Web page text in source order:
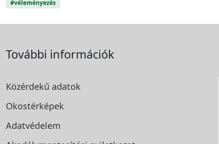
#véleményezés
További információk
Közérdekű adatok
Okostérképek
Adatvédelem